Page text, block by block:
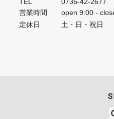
営業時間
open 9:00 -
定休日
土・日・祝日